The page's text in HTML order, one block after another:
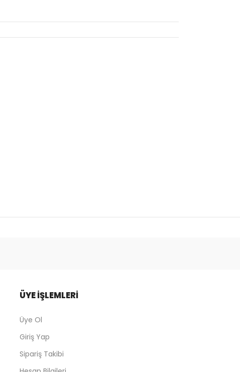
ÜYE İŞLEMLERİ
Üye Ol
Giriş Yap
Sipariş Takibi